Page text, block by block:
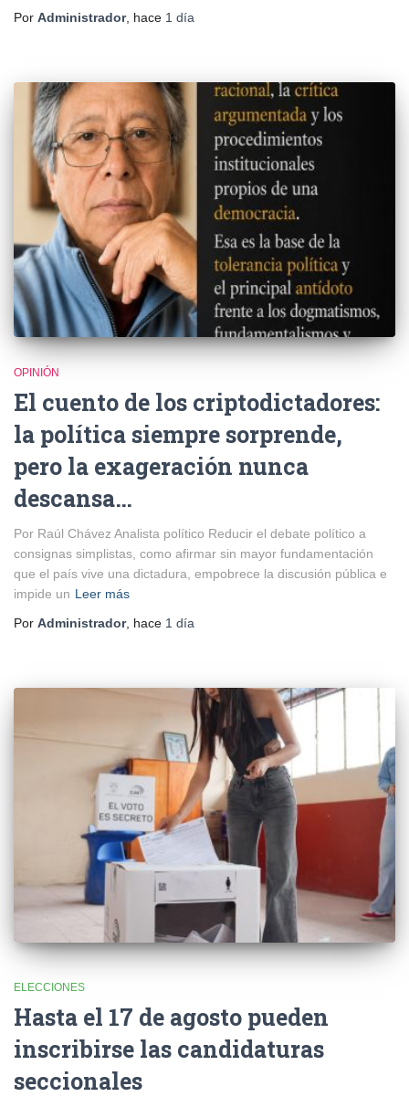
Por Administrador, hace 1 día
OPINIÓN
El cuento de los criptodictadores:
la política siempre sorprende,
pero la exageración nunca
descansa…
Por Raúl Chávez Analista político Reducir el debate político a
consignas simplistas, como afirmar sin mayor fundamentación
que el país vive una dictadura, empobrece la discusión pública e
impide un Leer más
Por Administrador, hace 1 día
ELECCIONES
Hasta el 17 de agosto pueden
inscribirse las candidaturas
seccionales